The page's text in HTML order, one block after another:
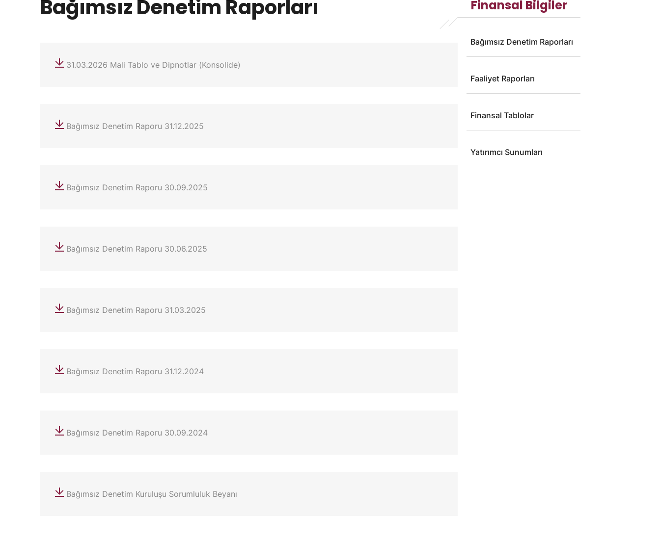
Bağımsız Denetim Raporları
31.03.2026 Mali Tablo ve Dipnotlar (Konsolide)
Bağımsız Denetim Raporu 31.12.2025
Bağımsız Denetim Raporu 30.09.2025
Bağımsız Denetim Raporu 30.06.2025
Bağımsız Denetim Raporu 31.03.2025
Bağımsız Denetim Raporu 31.12.2024
Bağımsız Denetim Raporu 30.09.2024
Bağımsız Denetim Kuruluşu Sorumluluk Beyanı
Finansal Bilgiler
Bağımsız Denetim Raporları
Faaliyet Raporları
Finansal Tablolar
Yatırımcı Sunumları